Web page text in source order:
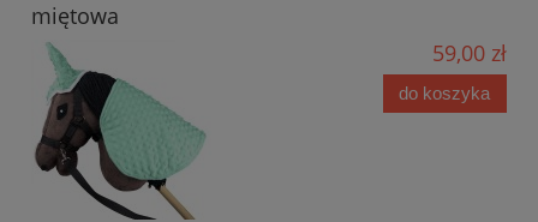
miętowa
59,00 zł
do koszyka